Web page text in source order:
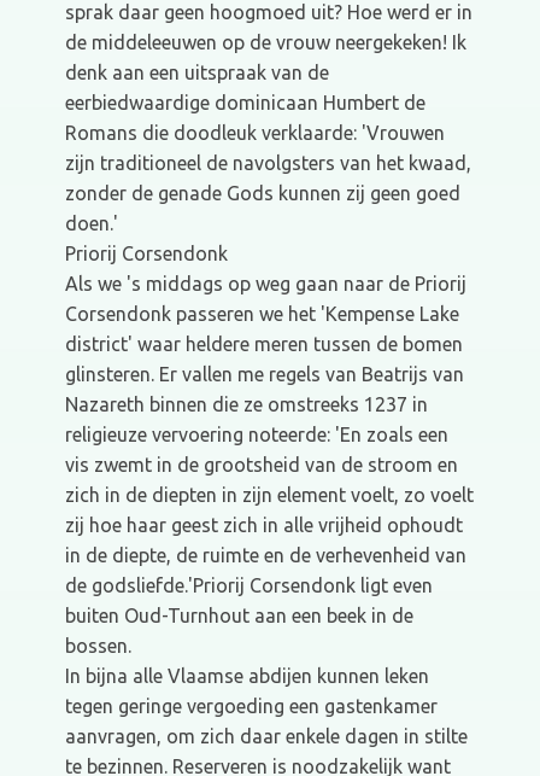
sprak daar geen hoogmoed uit? Hoe werd er in
de middeleeuwen op de vrouw neergekeken! Ik
denk aan een uitspraak van de
eerbiedwaardige dominicaan Humbert de
Romans die doodleuk verklaarde: 'Vrouwen
zijn traditioneel de navolgsters van het kwaad,
zonder de genade Gods kunnen zij geen goed
doen.'
Priorij Corsendonk
Als we 's middags op weg gaan naar de Priorij
Corsendonk passeren we het 'Kempense Lake
district' waar heldere meren tussen de bomen
glinsteren. Er vallen me regels van Beatrijs van
Nazareth binnen die ze omstreeks 1237 in
religieuze vervoering noteerde: 'En zoals een
vis zwemt in de grootsheid van de stroom en
zich in de diepten in zijn element voelt, zo voelt
zij hoe haar geest zich in alle vrijheid ophoudt
in de diepte, de ruimte en de verhevenheid van
de godsliefde.'Priorij Corsendonk ligt even
buiten Oud-Turnhout aan een beek in de
bossen.
In bijna alle Vlaamse abdijen kunnen leken
tegen geringe vergoeding een gastenkamer
aanvragen, om zich daar enkele dagen in stilte
te bezinnen. Reserveren is noodzakelijk want